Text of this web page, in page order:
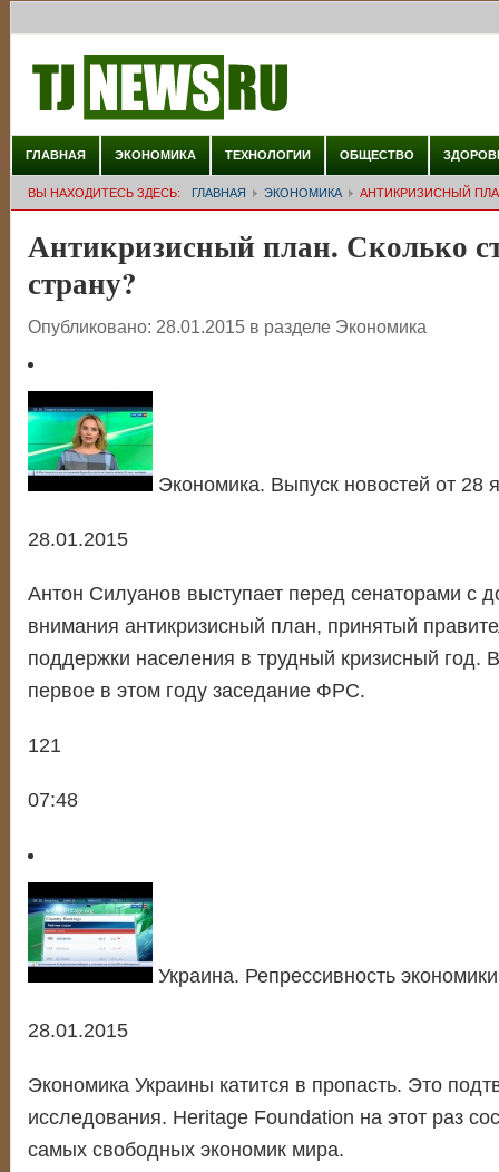
ГЛАВНАЯ ЭКОНОМИКА ТЕХНОЛОГИИ ОБЩЕСТВО
ВЫ НАХОДИТЕСЬ ЗДЕСЬ: ГЛАВНАЯ ЭКОНОМИКА АНТИКРИЗИСНЫЙ
Антикризисный план. Сколько
страну?
Опубликовано: 28.01.2015 в разделе Экономика
Экономика. Выпуск новостей от 28
28.01.2015
Антон Силуанов выступает перед сенаторами с
внимания антикризисный план, принятый
поддержки населения в трудный кризисный
первое в этом году заседание ФРС.
121
07:48
Украина. Репрессивность
28.01.2015
Экономика Украины катится в пропасть. Это
исследования. Heritage Foundation на этот раз
самых свободных экономик мира.